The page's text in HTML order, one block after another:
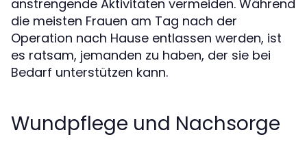
anstrengende Aktivitäten vermeiden. Während
die meisten Frauen am Tag nach der
Operation nach Hause entlassen werden, ist
es ratsam, jemanden zu haben, der sie bei
Bedarf unterstützen kann.
Wundpflege und Nachsorge